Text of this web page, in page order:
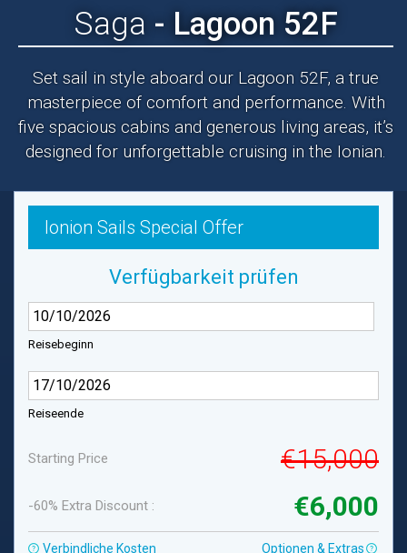
Saga - Lagoon 52F
Set sail in style aboard our Lagoon 52F, a true
masterpiece of comfort and performance. With
five spacious cabins and generous living areas, it’s
designed for unforgettable cruising in the Ionian.
Ionion Sails Special Offer
Verfügbarkeit prüfen
Reisebeginn
Reiseende
Starting Price €15,000
-60% Extra Discount : €6,000
Verbindliche Kosten Optionen & Extras